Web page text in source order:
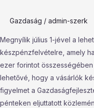
Gazdaság / admin-szerk
Megnyílik július 1-jével a
készpénzfelvételre, amely
ezer forintot
lehetővé, hogy a vásárlók
figyelmet a
pénteken eljuttatott